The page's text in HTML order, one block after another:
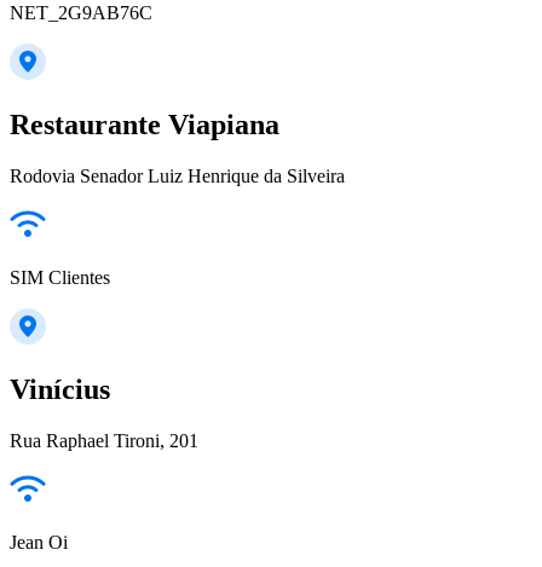
NET_2G9AB76C
Restaurante Viapiana
Rodovia Senador Luiz Henrique da Silveira
SIM Clientes
Vinícius
Rua Raphael Tironi, 201
Jean Oi